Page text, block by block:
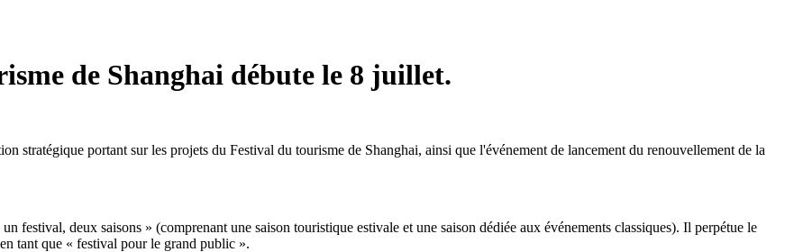
de Shanghai débute le 8 juillet.
stratégique portant sur les projets du Festival du tourisme de Shanghai, ainsi que l'événement de lancement du renouvellement de la
festival, deux saisons » (comprenant une saison touristique estivale et une saison dédiée aux événements classiques). Il perpétue le
tant que « festival pour le grand public ».